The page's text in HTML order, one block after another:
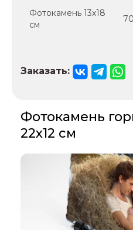
Фотокамень 13х18
см
Заказать:
Фотокамень
22х12 см